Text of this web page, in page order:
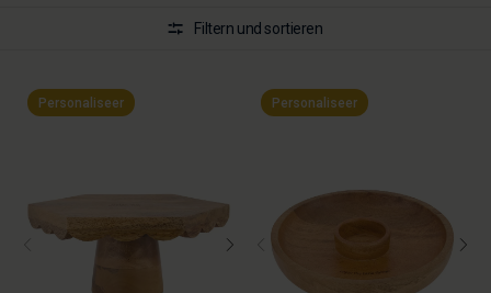
Filtern und sortieren
Personaliseer Personaliseer